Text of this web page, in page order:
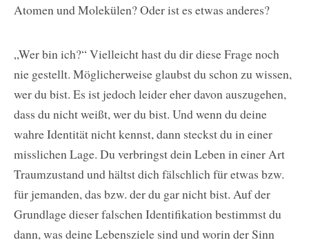
Atomen und Molekülen? Oder ist es etwas anderes?
„Wer bin ich?“ Vielleicht hast du dir diese Frage noch
nie gestellt. Möglicherweise glaubst du schon zu wissen,
wer du bist. Es ist jedoch leider eher davon auszugehen,
dass du nicht weißt, wer du bist. Und wenn du deine
wahre Identität nicht kennst, dann steckst du in einer
misslichen Lage. Du verbringst dein Leben in einer Art
Traumzustand und hältst dich fälschlich für etwas bzw.
für jemanden, das bzw. der du gar nicht bist. Auf der
Grundlage dieser falschen Identifikation bestimmst du
dann, was deine Lebensziele sind und worin der Sinn